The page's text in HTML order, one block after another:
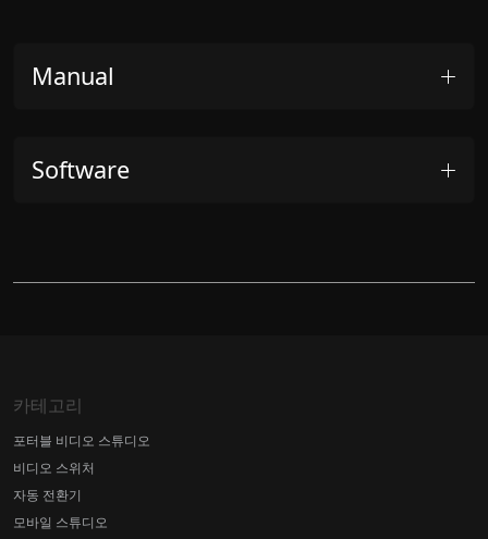
Manual
Software
카테고리
포터블 비디오 스튜디오
비디오 스위처
자동 전환기
모바일 스튜디오